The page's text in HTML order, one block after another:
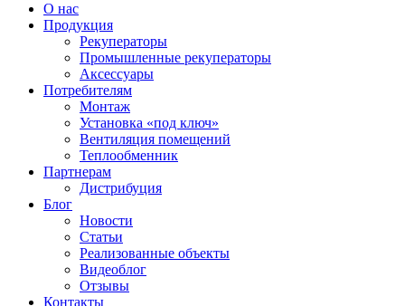
О нас
Продукция
Рекуператоры
Промышленные рекуператоры
Аксессуары
Потребителям
Монтаж
Установка «под ключ»
Вентиляция помещений
Теплообменник
Партнерам
Дистрибуция
Блог
Новости
Статьи
Реализованные объекты
Видеоблог
Отзывы
Контакты